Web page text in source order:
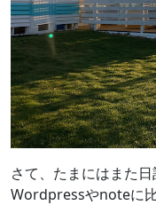
さて、たまにはまた日
Wordpressやnoteに